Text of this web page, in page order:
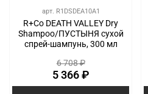
арт. R1DSDEA10A1
R+Co DEATH VALLEY Dry
Shampoo/ПУСТЫНЯ сухой
спрей-шампунь, 300 мл
6 708 ₽
5 366 ₽